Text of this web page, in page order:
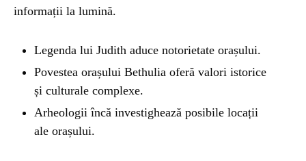
informații la lumină.
Legenda lui Judith aduce notorietate orașului.
Povestea orașului Bethulia oferă valori istorice
și culturale complexe.
Arheologii încă investighează posibile locații
ale orașului.